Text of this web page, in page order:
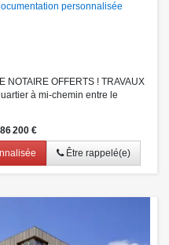
personnalisée
NOTAIRE OFFERTS ! TRAVAUX
à mi-chemin entre le
200 €
Être rappelé(e)